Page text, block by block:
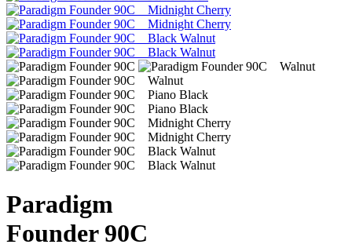
Paradigm
Founder 90C